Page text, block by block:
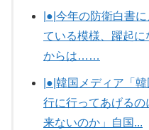
|●|今年の防衛白書
ている模様、躍起
からは……
|●|韓国メディア「
行に行ってあげる
来ないのか」自国...